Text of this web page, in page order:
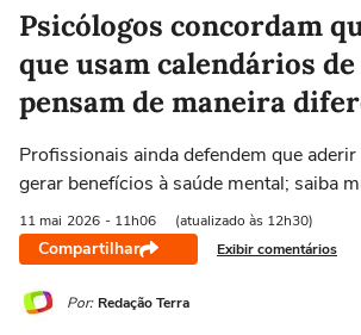
Psicólogos concordam
que usam calendários
pensam de maneira
Profissionais ainda defendem que
gerar benefícios à saúde mental; saiba
11 mai 2026 - 11h06 (atualizado às 12h30)
Compartilhar Exibir comentários
Por: Redação Terra